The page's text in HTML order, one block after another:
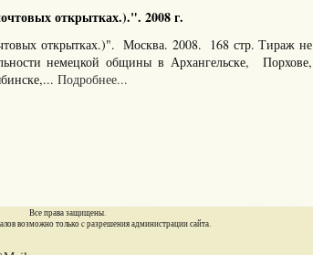
открытках.).". 2008 г.
открытках.)". Москва. 2008. 168 стр. Тираж не
немецкой общины в Архангельске, Порхове,
Подробнее...
Все права защищены.
возможно только c разрешения администрации сайта.